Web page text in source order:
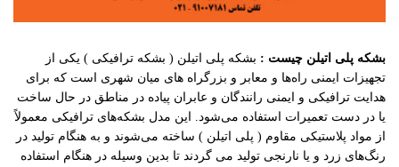
بشکه پلی اتیلن چیست : بشکه پلی اتیلن ( بشکه ترافیکی ) یکی از
تجهیزات ایمنی راه‌ها و معابر و بزرگراه های میان شهری است که برای
هدایت ترافیکی و ایمنی رانندگان و عابران پیاده در مناطق در حال ساخت
یا در دست تعمیرات استفاده می‌شود. این مدل بشکه‌های ترافیکی معمولاً
از مواد پلاستیکی مقاوم ( پلی اتیلن ) ساخته می‌شوند و به هنگام تولید در
رنگ‌های زرد و یا نارنجی تولید می گردند تا بدین وسیله در هنگام استفاده